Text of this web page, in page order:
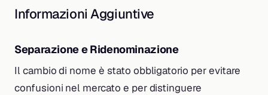
Informazioni Aggiuntive
Separazione e Ridenominazione
Il cambio di nome è stato obbligatorio per evitare
confusioni nel mercato e per distinguere